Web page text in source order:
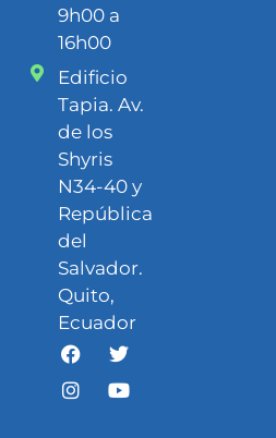
9h00 a
16h00
Edificio
Tapia. Av.
de los
Shyris
N34-40 y
República
del
Salvador.
Quito,
Ecuador